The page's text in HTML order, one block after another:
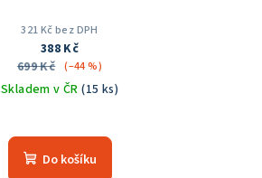
321 Kč bez DPH
388 Kč
699 Kč (–44 %)
Skladem v ČR(15 ks)
Do košíku